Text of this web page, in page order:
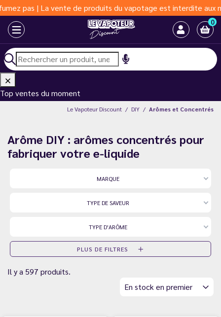
produits du vapotage est interdite aux moins de 18 ans |
0
Top ventes du moment
Le Vapoteur Discount DIY Arômes et Concentrés
Arôme DIY : arômes concentrés pour
fabriquer votre e-liquide
MARQUE
TYPE DE SAVEUR
TYPE D'ARÔME
PLUS DE FILTRES
Il y a 597 produits.
En stock en premier